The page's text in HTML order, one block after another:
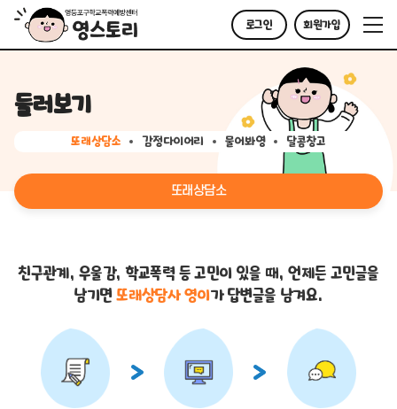
로그인 회원가입
둘러보기
또래상담소 감정다이어리 물어봐영 달콤창고
또래상담소
친구관계, 우울감, 학교폭력 등 고민이 있을 때,언제든 고민글을
남기면또래상담사 영이가 답변글을 남겨요.